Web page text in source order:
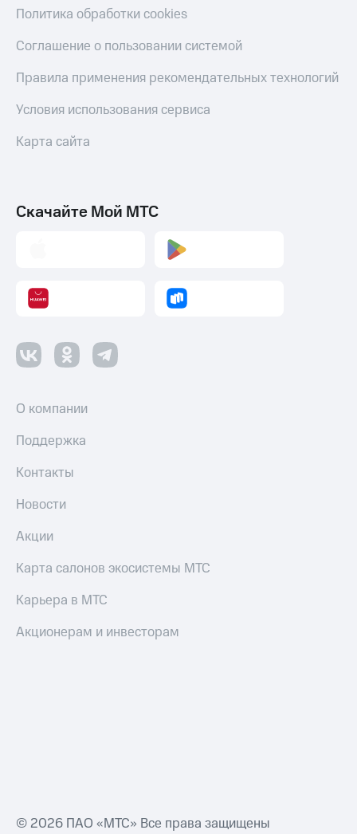
Политика обработки cookies
Соглашение о пользовании системой
Правила применения рекомендательных технологий
Условия использования сервиса
Карта сайта
Скачайте Мой МТС
О компании
Поддержка
Контакты
Новости
Акции
Карта салонов экосистемы МТС
Карьера в МТС
Акционерам и инвесторам
© 2026 ПАО «МТС» Все права защищены